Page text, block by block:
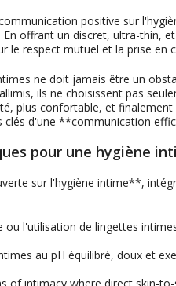
positive sur
offrant un discret, ultra-thin,
le respect mutuel et la prise en
ne doit jamais être un
ils ne choisissent pas
plus confortable, et
d'une **communication
pour une hygiène
sur l'hygiène intime**,
ou l'utilisation de lingettes
au pH équilibré, doux et
of intimacy where direct skin-